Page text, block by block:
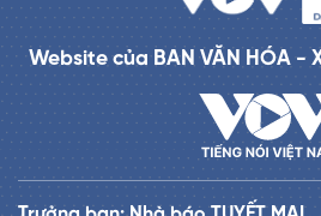
Website của BAN VĂN HÓA -